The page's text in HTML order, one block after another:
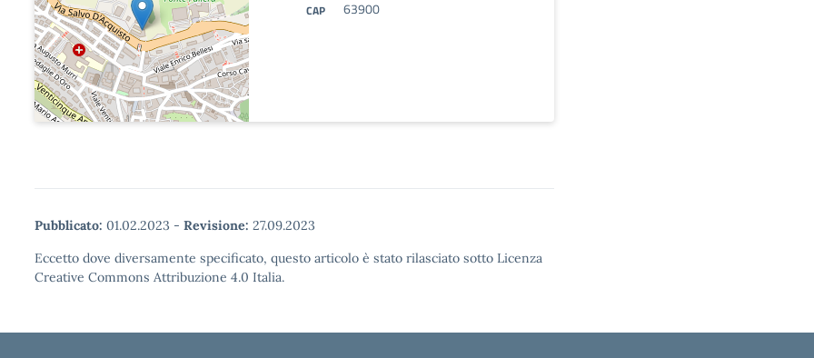
CAP 63900
Pubblicato: 01.02.2023 - Revisione: 27.09.2023
Eccetto dove diversamente specificato, questo articolo è stato rilasciato sotto Licenza
Creative Commons Attribuzione 4.0 Italia.